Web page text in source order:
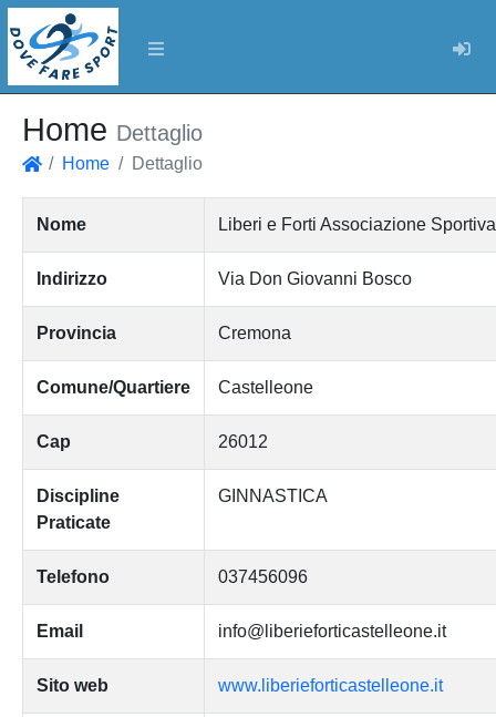
Home Dettaglio
Home Dettaglio
Nome Liberi e Forti Associazione
Indirizzo Via Don Giovanni Bosco
Provincia Cremona
Comune/Quartiere Castelleone
Cap 26012
Discipline
Praticate
GINNASTICA
Telefono 037456096
Email info@liberieforticastelleone.it
Sito web www.liberieforticastelleone.it